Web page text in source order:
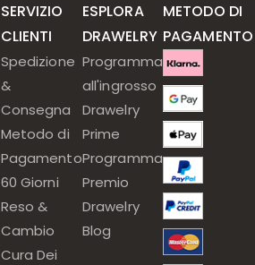
SERVIZIO
CLIENTI
Spedizione
&
Consegna
Metodo di
Pagamento
60 Giorni
Reso &
Cambio
Cura Dei
ESPLORA
DRAWELRY
Programma
all'ingrosso
Drawelry
Prime
Programma
Premio
Drawelry
Blog
METODO DI
PAGAMENTO